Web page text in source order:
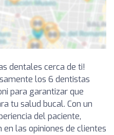
dentales cerca de ti!
los 6 dentistas
para garantizar que
tu salud bucal. Con un
del paciente,
las opiniones de clientes